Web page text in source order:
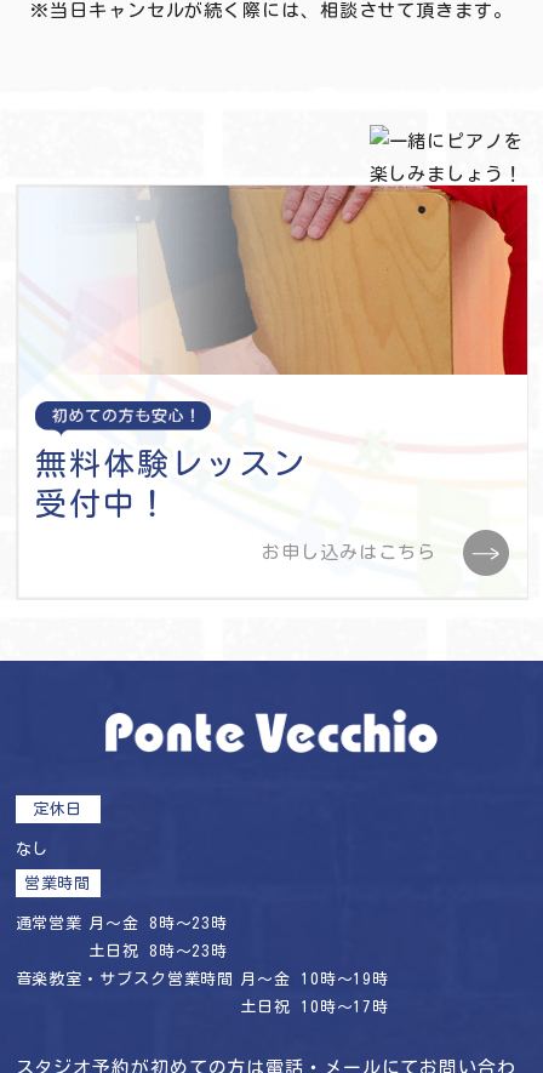
※当日キャンセルが続く際には、相談させて頂きます。
無料体験レッスン
受付中！
お申し込みはこちら
定休日
なし
営業時間
通常営業
月〜金 8時〜23時
土日祝 8時〜23時
音楽教室・サブスク営業時間
月〜金 10時〜19時
土日祝 10時〜17時
スタジオ予約が初めての方は電話・メールにてお問い合わ